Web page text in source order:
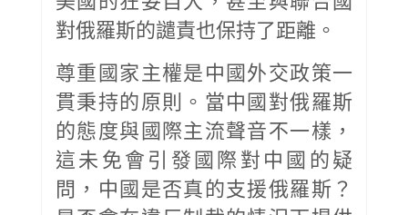
對俄羅斯的譴責也保持了距離。
尊重國家主權是中國外交政策一
貫秉持的原則。當中國對俄羅斯
的態度與國際主流聲音不一樣，
這未免會引發國際對中國的疑
問，中國是否真的支援俄羅斯？